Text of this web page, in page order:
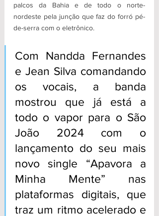
palcos da Bahia e de todo o norte-
nordeste pela junção que faz do forró pé-
de-serra com o eletrônico.
Com Nandda Fernandes
e Jean Silva comandando
os vocais, a banda
mostrou que já está a
todo o vapor para o São
João 2024 com o
lançamento do seu mais
novo single “Apavora a
Minha Mente” nas
plataformas digitais, que
traz um ritmo acelerado e